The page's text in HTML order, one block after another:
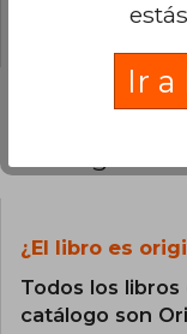
¿El libro es
Todos los
catálogo son
Ir a